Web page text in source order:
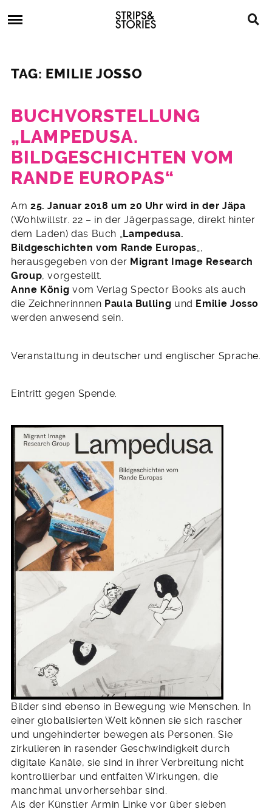
to
Strips
&
Stories
Comics,
TAG: EMILIE JOSSO
BUCHVORSTELLUNG
„LAMPEDUSA.
BILDGESCHICHTEN VOM
RANDE EUROPAS“
1.
Januar
2018
Am 25. Januar 2018 um 20 Uhr wird in der Jäpa
(Wohlwillstr. 22 – in der Jägerpassage, direkt hinter
dem Laden) das Buch „Lampedusa.
Bildgeschichten vom Rande Europas„,
herausgegeben von der Migrant Image Research
Group, vorgestellt.
Anne König vom Verlag Spector Books als auch
die Zeichnerinnnen Paula Bulling und Emilie Josso
werden anwesend sein.
Veranstaltung in deutscher und englischer Sprache.
Eintritt gegen Spende.
Bilder sind ebenso in Bewegung wie Menschen. In
einer globalisierten Welt können sie sich rascher
und ungehinderter bewegen als Personen. Sie
zirkulieren in rasender Geschwindigkeit durch
digitale Kanäle, sie sind in ihrer Verbreitung nicht
kontrollierbar und entfalten Wirkungen, die
manchmal unvorhersehbar sind.
Als der Künstler Armin Linke vor über sieben